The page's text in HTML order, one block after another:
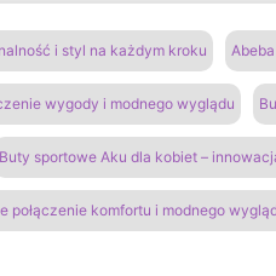
i styl na każdym kroku
wygody i modnego wyglądu
Buty sportowe Aku dla kobiet –
połączenie komfortu i modnego